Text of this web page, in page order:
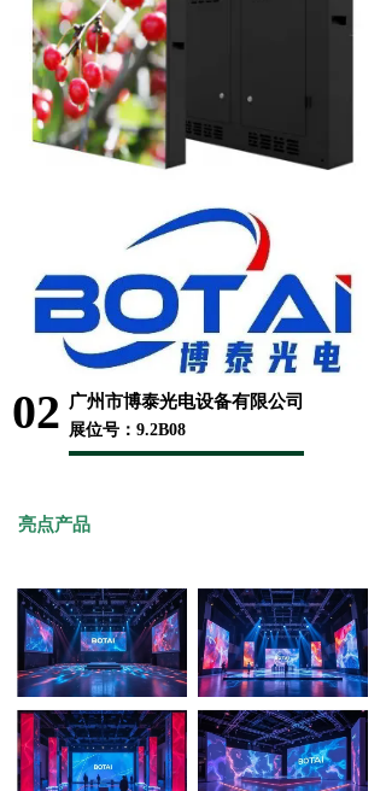
02 广州市博泰光电设备有限公司
展位号：9.2B08
亮点产品